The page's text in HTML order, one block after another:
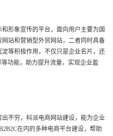
形象宣传的平台，面向用户主要为国
站和营销型外贸网站，二者同时具备
等积极作用，不仅只是企业名片，还
功能，助力提升流量，实现企业盈
不穷，科派电商网站建设，能为企业
在内的多种电商平台建设，帮助